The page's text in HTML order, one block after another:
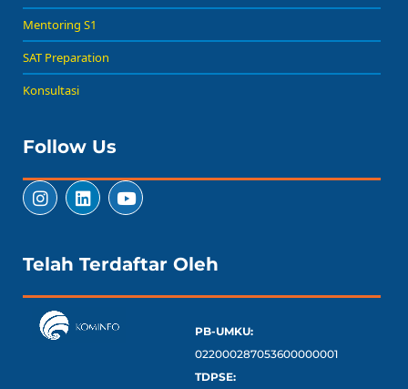
Mentoring S1
SAT Preparation
Konsultasi
Follow Us
Telah Terdaftar Oleh
PB-UMKU:
022000287053600000001
TDPSE: